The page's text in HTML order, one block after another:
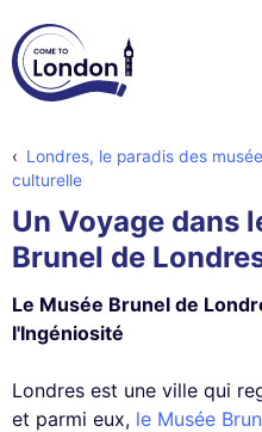
Londres, le paradis des
culturelle
Un Voyage dans
Brunel de
Le Musée Brunel de
l'Ingéniosité
Londres est une ville qui
et parmi eux, le Musée